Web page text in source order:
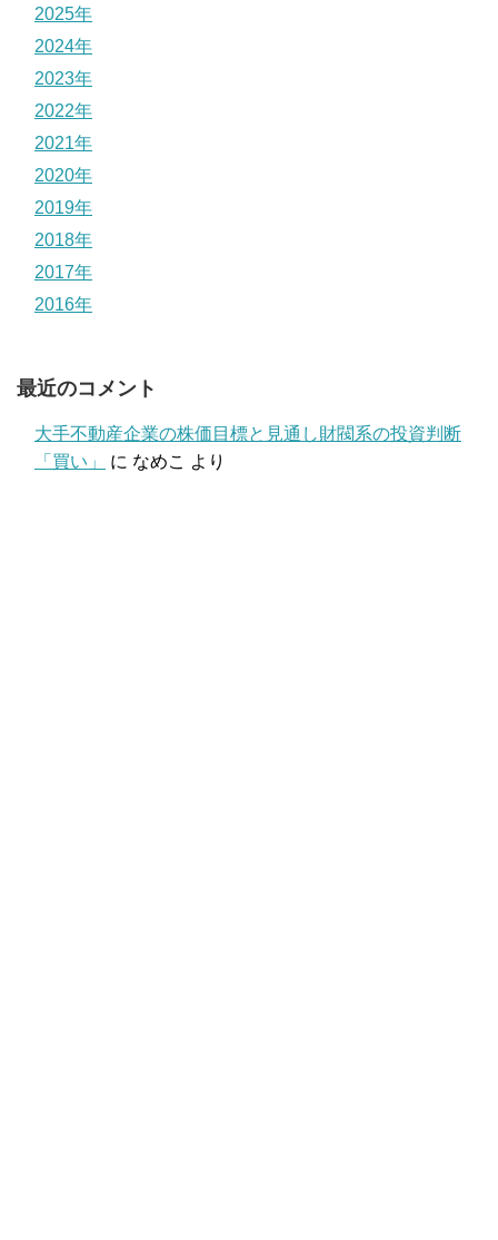
2025年
2024年
2023年
2022年
2021年
2020年
2019年
2018年
2017年
2016年
最近のコメント
大手不動産企業の株価目標と見通し財閥系の投資判断
「買い」
に なめこ より